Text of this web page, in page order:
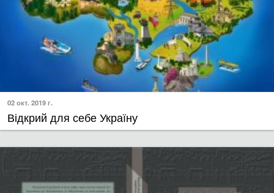
02 окт. 2019 г.
Відкрий для себе Україну